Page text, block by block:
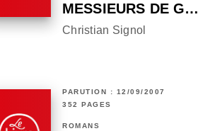
MESSIEURS DE G…
Christian Signol
PARUTION : 12/09/2007
352 PAGES
ROMANS